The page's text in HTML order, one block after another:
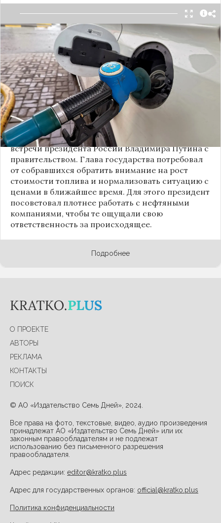
На фоне стремительного роста цен на топливо в
было принято решение ввести
временное ограничение на экспорт бензина и
дизеля, соответствующее постановление было
принято 21 сентября 2023 года. В правительстве
объяснили, что такие меры необходимы для
стабилизации внутреннего рынка. После этого
биржевые цены на бензин упали на 10–11%, а
дизель подешевел почти на 15%. Однако в конце
сентября цены на топливо снова повысились.
Тема цен на бензин была затронута в ходе
встречи президентаРоссииВладимира Путина с
правительством. Глава государства потребовал
от собравшихся обратить внимание на рост
стоимости топлива и нормализовать ситуацию с
ценами в ближайшее время. Для этого президент
посоветовал плотнее работать с нефтяными
компаниями, чтобы те ощущали свою
ответственность за происходящее.
Подробнее
О ПРОЕКТЕ
АВТОРЫ
РЕКЛАМА
КОНТАКТЫ
ПОИСК
© АО «Издательство Семь Дней», 2024.
Все права на фото, текстовые, видео, аудио произведения
принадлежат АО «Издательство Семь Дней» или их
законным правообладателям и не подлежат
использованию без письменного разрешения
правообладателя.
Адрес редакции: editor@kratko.plus
Адрес для государственных органов: official@kratko.plus
Политика конфиденциальности